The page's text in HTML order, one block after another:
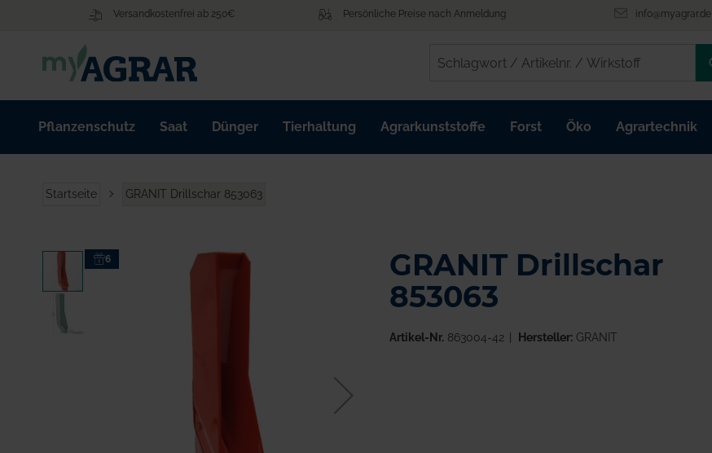
Versandkostenfrei ab 250€ Persönliche Preise nach Anmeldung info@myagrar.de
Pflanzenschutz Saat Dünger Tierhaltung Agrarkunststoffe Forst Öko Agrartechnik
Startseite GRANIT Drillschar 853063
Zum
Ende
der
springen
6
GRANIT Drillschar
853063
Artikel-Nr. 863004-42 Hersteller:GRANIT